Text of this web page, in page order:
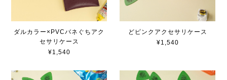
ダルカラー×PVCバネぐちアク
セサリケース
¥1,540
どピンクアクセサリケース
¥1,540